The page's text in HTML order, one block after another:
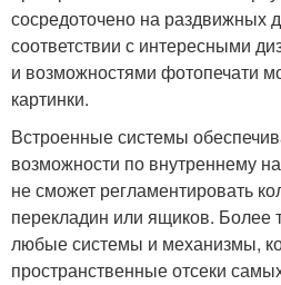
сосредоточено на раздвижных
соответствии с интересными
и возможностями фотопечати
картинки.
Встроенные системы
возможности по внутреннему
не сможет регламентировать
перекладин или ящиков. Более
любые системы и механизмы,
пространственные отсеки